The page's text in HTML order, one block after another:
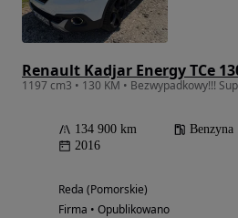
Renault Kadjar Energy TCe
1197 cm3 • 130 KM • Bezwypadkowy!!!
134 900 km Benzyna
2016
Reda (Pomorskie)
Firma • Opublikowano